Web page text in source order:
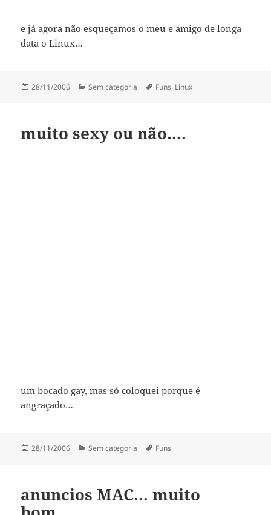
e já agora não esqueçamos o meu e amigo de longa
data o Linux…
Publicado
28/11/2006 Categorias
Sem categoria Etiquetas
Funs, Linux
muito sexy ou não….
um bocado gay, mas só coloquei porque é
angraçado…
Publicado
28/11/2006 Categorias
Sem categoria Etiquetas
Funs
anuncios MAC… muito